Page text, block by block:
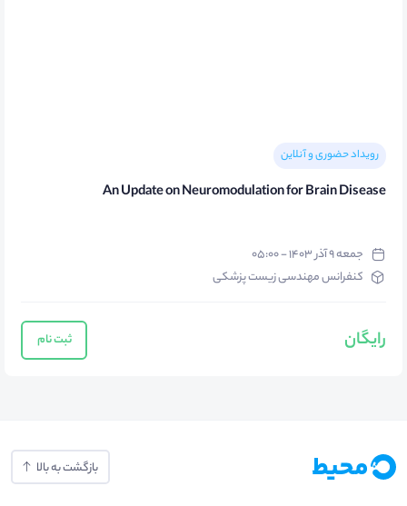
رویداد حضوری و آنلاین
An Update on Neuromodulation for Brain Disease
جمعه ۹ آذر ۱۴۰۳ - ۰۵:۰۰
کنفرانس مهندسی زیست پزشکی
رایگان ثبت نام
بازگشت به بالا